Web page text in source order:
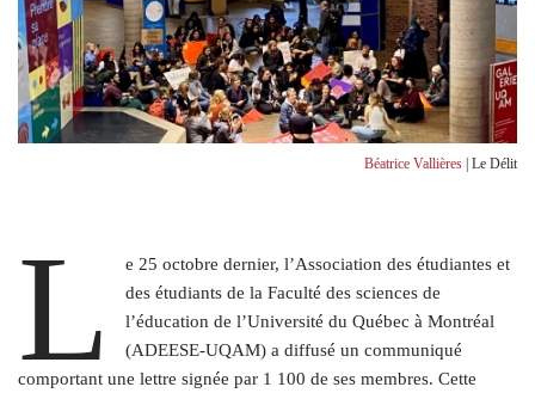
Béatrice Vallières | Le Délit
L
e 25 octobre dernier, l’Association des étudiantes et
des étudiants de la Faculté des sciences de
l’éducation de l’Université du Québec à Montréal
(ADEESE-UQAM) a diffusé un communiqué
comportant une lettre signée par 1 100 de ses membres. Cette